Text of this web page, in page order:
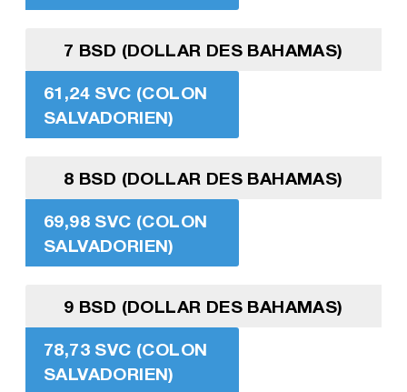
7 BSD (DOLLAR DES BAHAMAS)
61,24 SVC (COLON
SALVADORIEN)
8 BSD (DOLLAR DES BAHAMAS)
69,98 SVC (COLON
SALVADORIEN)
9 BSD (DOLLAR DES BAHAMAS)
78,73 SVC (COLON
SALVADORIEN)